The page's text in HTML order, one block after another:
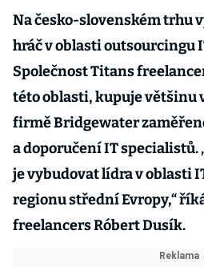
Na česko-slovenském trhu
hráč v oblasti outsourcingu
Společnost Titans
této oblasti, kupuje většinu
firmě Bridgewater
a doporučení IT specialistů.
je vybudovat lídra v oblasti
regionu střední Evropy,“
freelancers Róbert Dusík.